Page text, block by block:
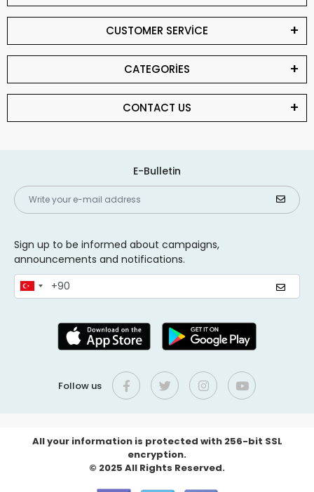
CUSTOMER SERVİCE
CATEGORİES
CONTACT US
E-Bulletin
Sign up to be informed about campaigns,
announcements and notifications.
Follow us
All your information is protected with 256-bit SSL
encryption.
© 2025 All Rights Reserved.